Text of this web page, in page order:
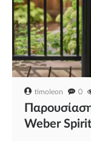
timoleon 0
Weber